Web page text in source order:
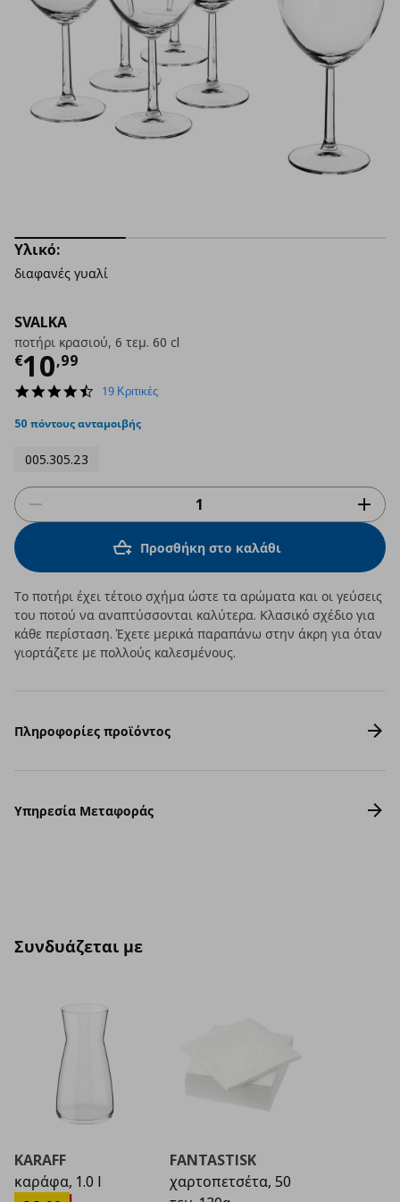
SVALKA
ποτήρι κρασιού, 6 τεμ. 60 cl
€10,99
Τρέχουσα τιμή
4.4
rating
19 Κριτικές
50 πόντους ανταμοιβής
005.305.23
Υλικό:
διαφανές γυαλί
Προσθήκη στο καλάθι
Το ποτήρι έχει τέτοιο σχήμα ώστε τα αρώματα και οι γεύσεις
του ποτού να αναπτύσσονται καλύτερα. Κλασικό σχέδιο για
κάθε περίσταση. Έχετε μερικά παραπάνω στην άκρη για όταν
γιορτάζετε με πολλούς καλεσμένους.
Πληροφορίες προϊόντος
Υπηρεσία Μεταφοράς
Συνδυάζεται με
KARAFF
καράφα, 1.0 l
FANTASTISK
χαρτοπετσέτα, 50